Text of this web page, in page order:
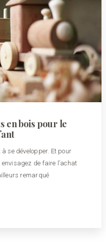
en bois pour le
se développer. Et pour
de faire l’achat
remarqué